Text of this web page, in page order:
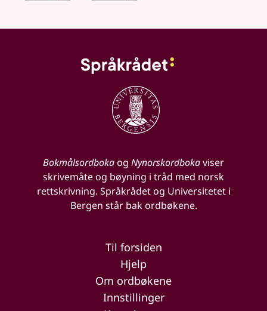
Bokmålsordbokaog Nynorskordbokaviser
skrivemåte og bøyning i tråd med norsk
rettskrivning. Språkrådet og Universitetet i
Bergen står bak ordbøkene.
Til forsiden
Hjelp
Om ordbøkene
Innstillinger